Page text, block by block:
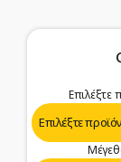
Επιλέξτε